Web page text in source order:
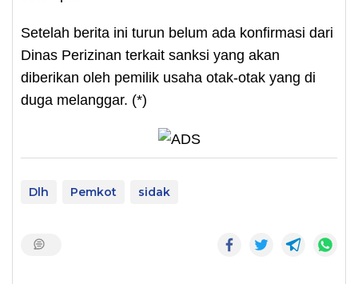
Setelah berita ini turun belum ada konfirmasi dari
Dinas Perizinan terkait sanksi yang akan
diberikan oleh pemilik usaha otak-otak yang di
duga melanggar. (*)
Dlh Pemkot sidak